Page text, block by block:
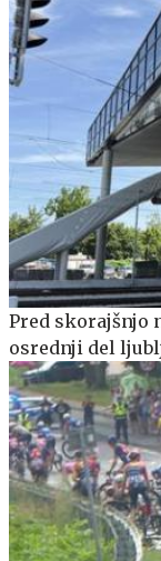
Pred skorajšnjo
osrednji del